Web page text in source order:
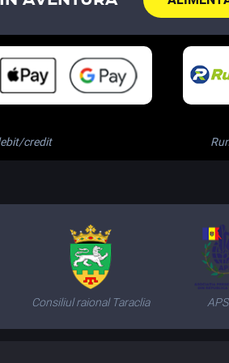
credit
Consiliul raional Taraclia